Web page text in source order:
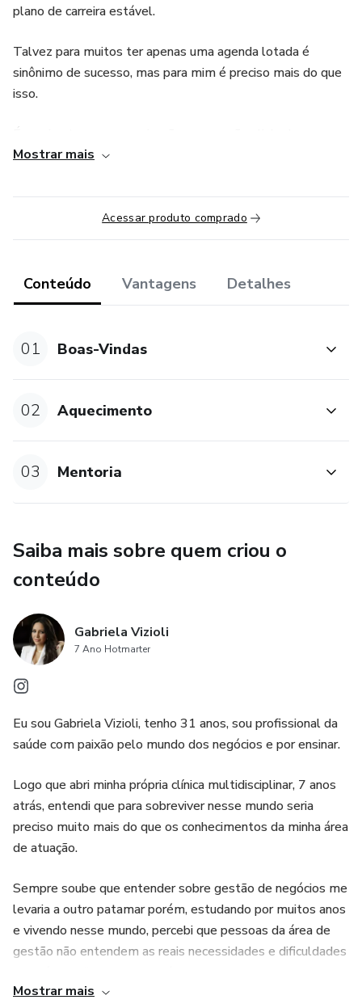
plano de carreira estável.
Talvez para muitos ter apenas uma agenda lotada é
sinônimo de sucesso, mas para mim é preciso mais do que
isso.
propósito de carreira do profissional como um plano de
profissional e dos colaboradores eficaz, metas e prazos
não só estabelecidos, mas executados com sincronia.
fidelização dos mesmos.
projeto de carreira a partir do seu consultório.
Mostrar mais
Acessar produto comprado
Conteúdo Vantagens Detalhes
01 Boas-Vindas
02 Aquecimento
03 Mentoria
Saiba mais sobre quem criou o
conteúdo
Gabriela Vizioli
7 Ano Hotmarter
Eu sou Gabriela Vizioli, tenho 31 anos, sou profissional da
saúde com paixão pelo mundo dos negócios e por ensinar.
Logo que abri minha própria clínica multidisciplinar, 7 anos
atrás, entendi que para sobreviver nesse mundo seria
preciso muito mais do que os conhecimentos da minha área
de atuação.
Sempre soube que entender sobre gestão de negócios me
levaria a outro patamar porém, estudando por muitos anos
e vivendo nesse mundo, percebi que pessoas da área de
gestão não entendem as reais necessidades e dificuldades
clínicas.
Mostrar mais